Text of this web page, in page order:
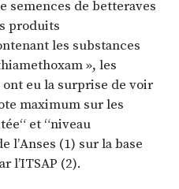
semences de betteraves
produits
les substances
», les
eu la surprise de voir
maximum sur les
et “niveau
l’Anses (1) sur la base
l’ITSAP (2).